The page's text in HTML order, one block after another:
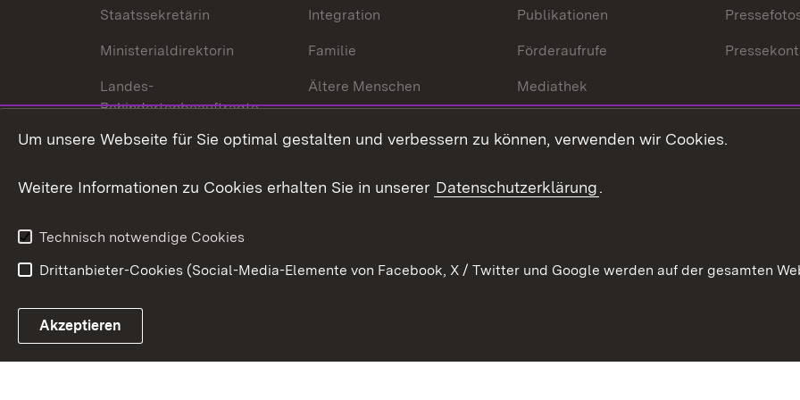
Staatssekretärin
Ministerialdirektorin
Landes-
Behindertenbeauftragte
Bürgerreferent
Karriere
Integration
Familie
Ältere Menschen
Behinderungen
Bürgerengagement
Publikationen
Förderaufrufe
Mediathek
Link zum Landesportal
Um unsere Webseite für Sie optimal gestalten und verbessern zu können, verwenden wir Cookies.
Weitere Informationen zu Cookies erhalten Sie in unserer Datenschutzerklärung.
Technisch notwendige Cookies
Drittanbieter-Cookies (Social-Media-Elemente von Facebook, X / Twitter und Google werden auf der gesamten
Akzeptieren